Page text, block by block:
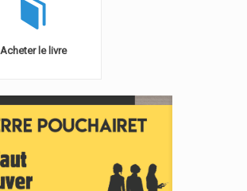
Acheter le livre